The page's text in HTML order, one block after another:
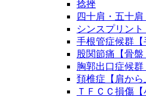
捻挫
四十肩・五十
シンスプリント
手根管症候群【
股関節痛【骨盤
胸郭出口症候群
頚椎症【肩から
ＴＦＣＣ損傷【